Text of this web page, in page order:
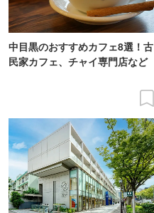
中目黒のおすすめカフェ8選！古
民家カフェ、チャイ専門店など